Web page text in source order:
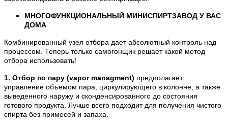
МНОГОФУНКЦИОНАЛЬНЫЙ МИНИСПИРТЗАВОД У ВАС
ДОМА
Комбинированный узел отбора дает абсолютный контроль над
процессом. Теперь только самогонщик решает какой метод
отбора использовать!
1. Отбор по пару (vapor managment) предполагает
управление объемом пара, циркулирующего в колонне, а также
выведенного наружу и сконденсированного до состояния
готового продукта. Лучше всего подходит для получения чистого
спирта без примесей и запаха.